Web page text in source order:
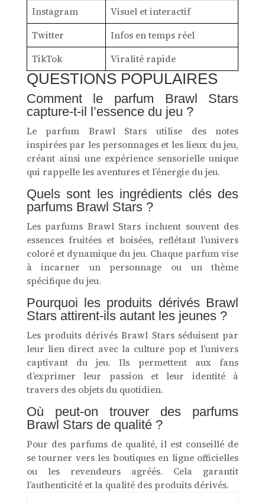
Instagram
Visuel et interactif
Twitter
Infos en temps réel
TikTok
Viralité rapide
QUESTIONS POPULAIRES
Comment le parfum Brawl Stars
capture-t-il l’essence du jeu ?
Le parfum Brawl Stars utilise des notes
inspirées par les personnages et les lieux du jeu,
créant ainsi une expérience sensorielle unique
qui rappelle les aventures et l’énergie du jeu.
Quels sont les ingrédients clés des
parfums Brawl Stars ?
Les parfums Brawl Stars incluent souvent des
essences fruitées et boisées, reflétant l’univers
coloré et dynamique du jeu. Chaque parfum vise
à incarner un personnage ou un thème
spécifique du jeu.
Pourquoi les produits dérivés Brawl
Stars attirent-ils autant les jeunes ?
Les produits dérivés Brawl Stars séduisent par
leur lien direct avec la culture pop et l’univers
captivant du jeu. Ils permettent aux fans
d’exprimer leur passion et leur identité à
travers des objets du quotidien.
Où peut-on trouver des parfums
Brawl Stars de qualité ?
Pour des parfums de qualité, il est conseillé de
se tourner vers les boutiques en ligne officielles
ou les revendeurs agréés. Cela garantit
l’authenticité et la qualité des produits dérivés.